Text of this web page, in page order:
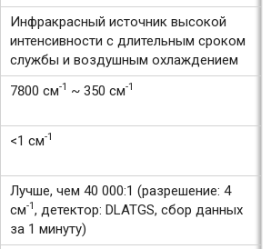
Инфракрасный источник высокой
интенсивности с длительным сроком
службы и воздушным охлаждением
7800 см-1 ~ 350 см-1
<1 см-1
Лучше, чем 40 000:1 (разрешение: 4
см-1, детектор: DLATGS, сбор данных
за 1 минуту)